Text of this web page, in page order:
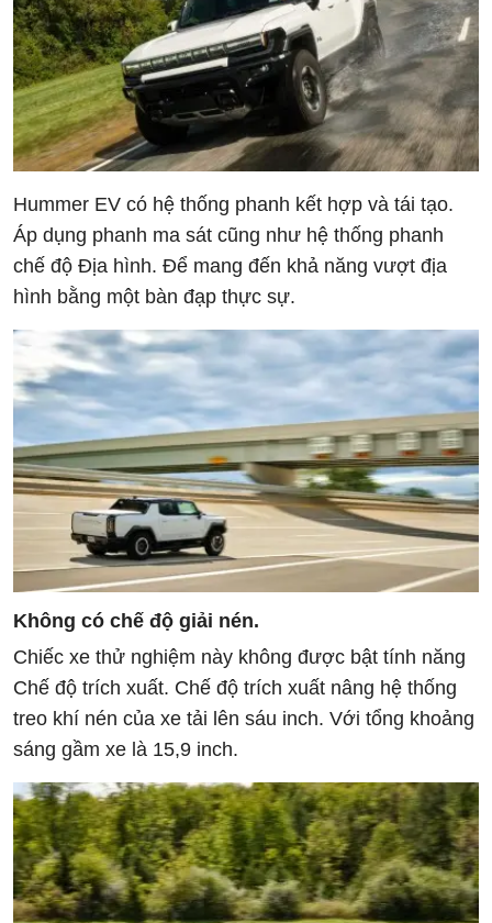
Hummer EV có hệ thống phanh kết hợp và tái tạo.
Áp dụng phanh ma sát cũng như hệ thống phanh
chế độ Địa hình. Để mang đến khả năng vượt địa
hình bằng một bàn đạp thực sự.
Không có chế độ giải nén.
Chiếc xe thử nghiệm này không được bật tính năng
Chế độ trích xuất. Chế độ trích xuất nâng hệ thống
treo khí nén của xe tải lên sáu inch. Với tổng khoảng
sáng gầm xe là 15,9 inch.